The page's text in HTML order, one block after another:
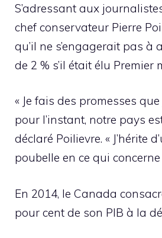
S’adressant aux
chef conservateur Pierre
qu’il ne s’engagerait pas à
de 2 % s’il était élu Premier
« Je fais des promesses
pour l’instant, notre pays
déclaré Poilievre. « J’hérite
poubelle en ce qui
En 2014, le Canada
pour cent de son PIB à la